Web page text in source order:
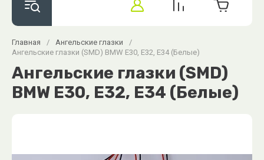
Главная / Ангельские глазки
/
Ангельские глазки (SMD) BMW E30, E32, E34 (Белые)
Ангельские глазки (SMD)
BMW E30, E32, E34 (Белые)